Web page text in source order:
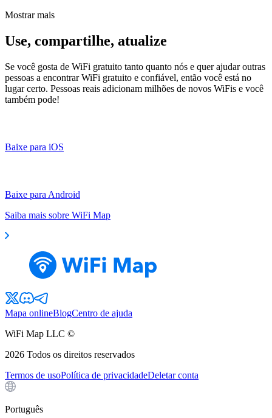
Mostrar mais
Use, compartilhe, atualize
Se você gosta de WiFi gratuito tanto quanto nós e quer ajudar outras
pessoas a encontrar WiFi gratuito e confiável, então você está no
lugar certo. Pessoas reais adicionam milhões de novos WiFis e você
também pode!
Baixe para iOS
Baixe para Android
Saiba mais sobre WiFi Map
Mapa onlineBlogCentro de ajuda
WiFi Map LLC ©
2026 Todos os direitos reservados
Termos de usoPolítica de privacidadeDeletar conta
Português